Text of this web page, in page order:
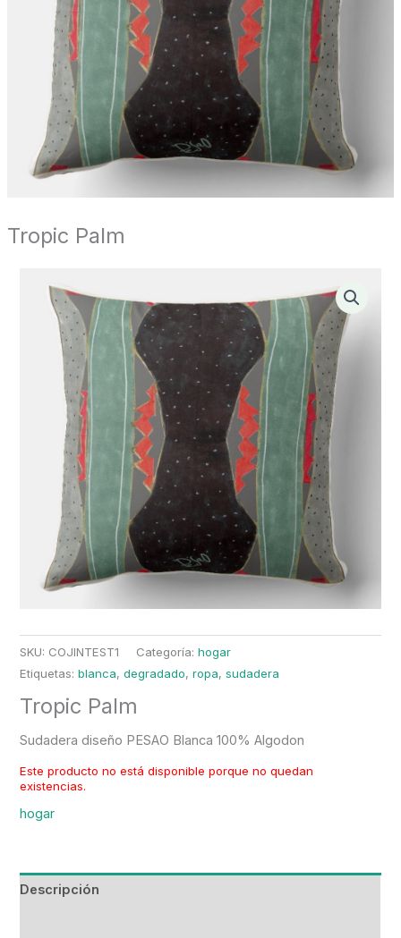
Tropic Palm
SKU: COJINTEST1 Categoría:hogar
Etiquetas:blanca,degradado,ropa,sudadera
Tropic Palm
Sudadera diseño PESAO Blanca 100% Algodon
Este producto no está disponible porque no quedan
existencias.
hogar
Descripción